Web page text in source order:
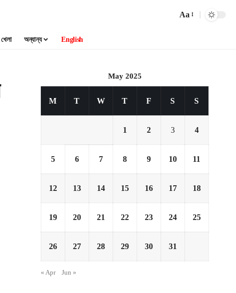
Aa
খেলা অন্যান্য English
May 2025
M T W T F S S
1 2 3 4
5 6 7 8 9 10 11
12 13 14 15 16 17 18
19 20 21 22 23 24 25
26 27 28 29 30 31
« Apr Jun »